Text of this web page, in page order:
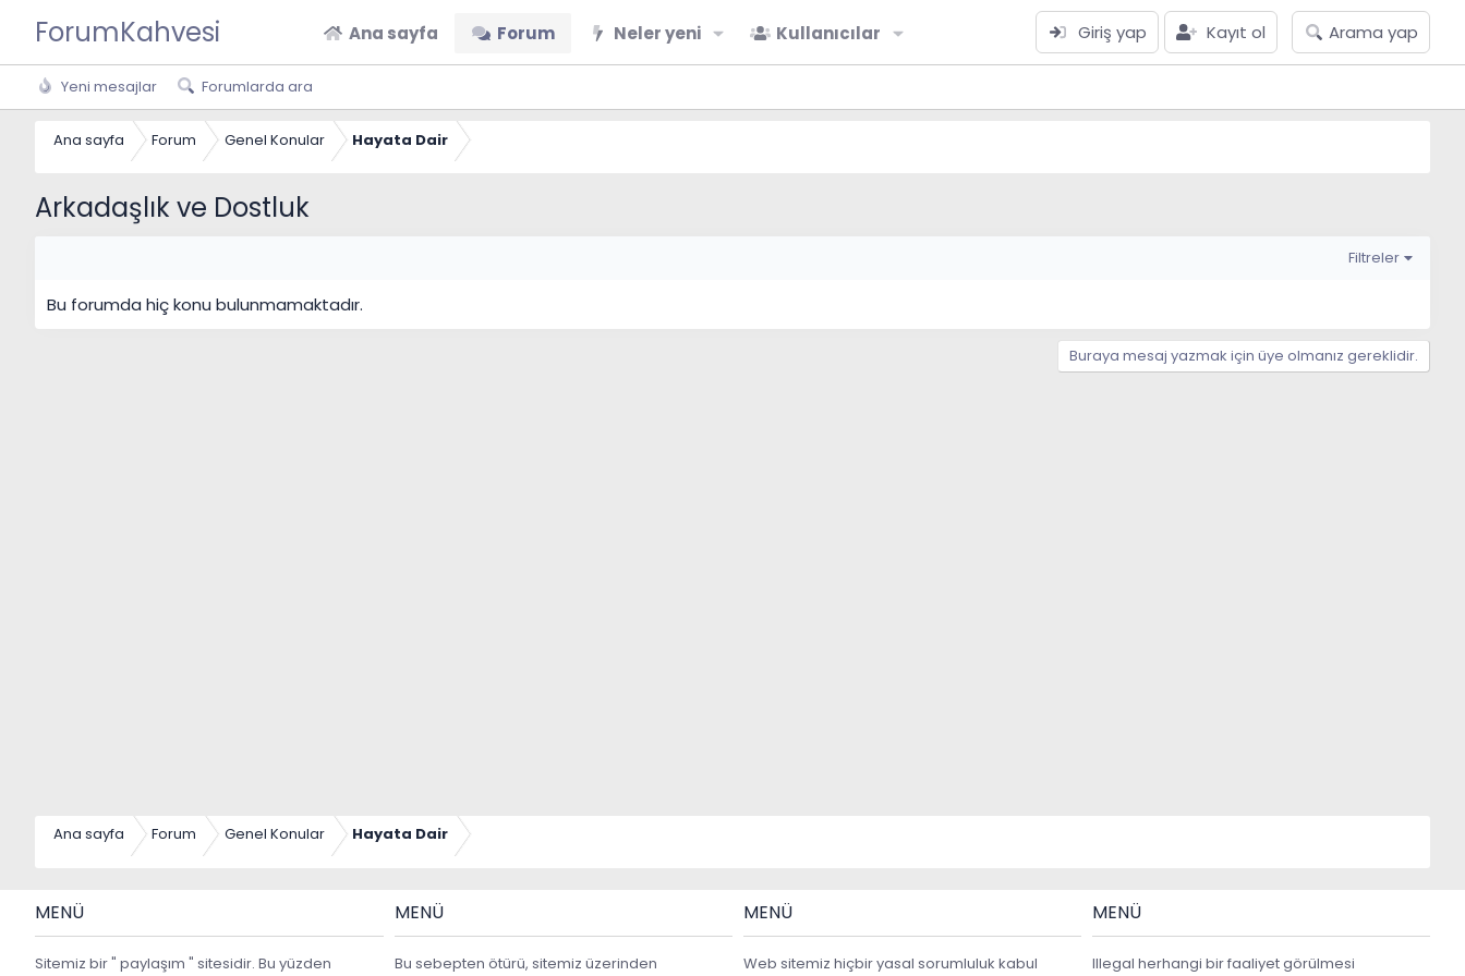
ForumKahvesi Ana sayfa Forum Neler yeni Kullanıcılar Giriş yap Kayıt ol Arama yap
Yeni mesajlar Forumlarda ara
Ana sayfa Forum Genel Konular Hayata Dair
Arkadaşlık ve Dostluk
Filtreler
Bu forumda hiç konu bulunmamaktadır.
Buraya mesaj yazmak için üye olmanız gereklidir.
Ana sayfa Forum Genel Konular Hayata Dair
MENÜ
Sitemiz bir " paylaşım " sitesidir. Bu yüzden
MENÜ
Bu sebepten ötürü, sitemiz üzerinden
MENÜ
Web sitemiz hiçbir yasal sorumluluk kabul
MENÜ
Illegal herhangi bir faaliyet görülmesi